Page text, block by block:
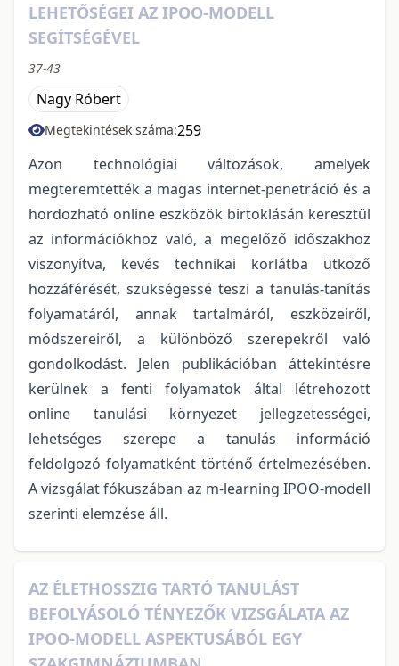
LEHETŐSÉGEI AZ IPOO-MODELL
SEGÍTSÉGÉVEL
37-43
Nagy Róbert
Megtekintések száma:259
Azon technológiai változások, amelyek
megteremtették a magas internet-penetráció és a
hordozható online eszközök birtoklásán keresztül
az információkhoz való, a megelőző időszakhoz
viszonyítva, kevés technikai korlátba ütköző
hozzáférését, szükségessé teszi a tanulás-tanítás
folyamatáról, annak tartalmáról, eszközeiről,
módszereiről, a különböző szerepekről való
gondolkodást. Jelen publikációban áttekintésre
kerülnek a fenti folyamatok által létrehozott
online tanulási környezet jellegzetességei,
lehetséges szerepe a tanulás információ
feldolgozó folyamatként történő értelmezésében.
A vizsgálat fókuszában az m-learning IPOO-modell
szerinti elemzése áll.
AZ ÉLETHOSSZIG TARTÓ TANULÁST
BEFOLYÁSOLÓ TÉNYEZŐK VIZSGÁLATA AZ
IPOO-MODELL ASPEKTUSÁBÓL EGY